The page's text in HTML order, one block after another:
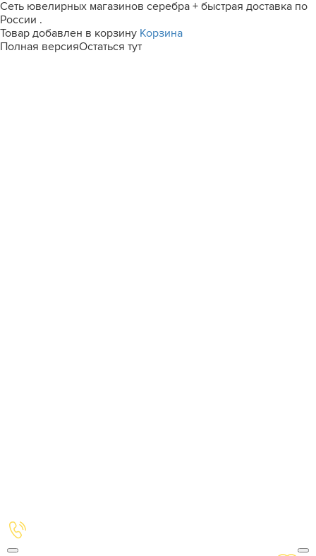
Сеть ювелирных магазинов серебра + быстрая доставка по
России .
Товар добавлен в корзину Корзина
Полная версияОстаться тут